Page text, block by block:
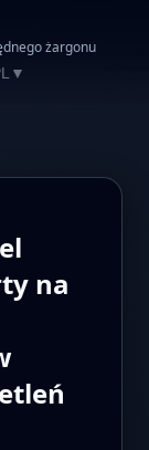
żargonu
▼
na